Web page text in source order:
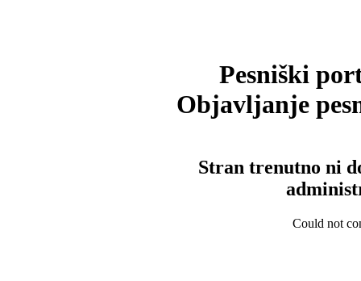
Pesniški
Objavljanje
Stran trenutno ni
Could not